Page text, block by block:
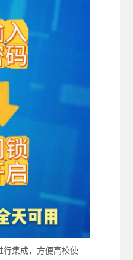
行集成，方便高校使